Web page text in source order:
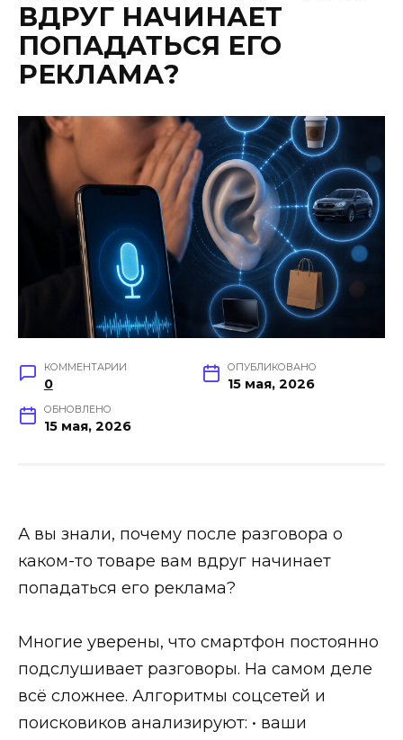
ВДРУГ НАЧИНАЕТ
ПОПАДАТЬСЯ ЕГО
РЕКЛАМА?
КОММЕНТАРИИ
0
ОПУБЛИКОВАНО
15 мая, 2026
ОБНОВЛЕНО
15 мая, 2026
А вы знали, почему после разговора о
каком-то товаре вам вдруг начинает
попадаться его реклама?
Многие уверены, что смартфон постоянно
подслушивает разговоры. На самом деле
всё сложнее. Алгоритмы соцсетей и
поисковиков анализируют: • ваши